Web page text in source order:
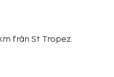
från St Tropez.